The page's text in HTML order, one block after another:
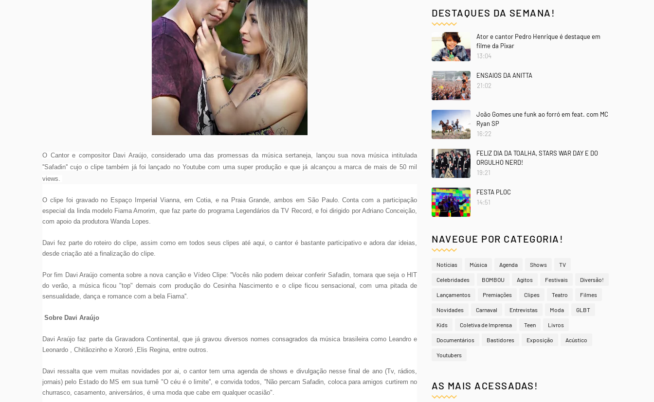
O Cantor e compositor Davi Araújo, considerado uma das promessas da música sertaneja, lançou sua nova música intitulada
''Safadin'' cujo o clipe também já foi lançado no Youtube com uma super produção e que já alcançou a marca de mais de 50 mil
views.
O clipe foi gravado no Espaço Imperial Vianna, em Cotia, e na Praia Grande, ambos em São Paulo. Conta com a participação
especial da linda modelo Fiama Amorim, que faz parte do programa Legendários da TV Record, e foi dirigido por Adriano Conceição,
com apoio da produtora Wanda Lopes.
Davi fez parte do roteiro do clipe, assim como em todos seus clipes até aqui, o cantor é bastante participativo e adora dar ideias,
desde criação até a finalização do clipe.
Por fim Davi Araújo comenta sobre a nova canção e Vídeo Clipe: ''Vocês não podem deixar conferir Safadin, tomara que seja o HIT
do verão, a música ficou "top" demais com produção do Cesinha Nascimento e o clipe ficou sensacional, com uma pitada de
sensualidade, dança e romance com a bela Fiama''.
Sobre Davi Araújo
Davi Araújo faz parte da Gravadora Continental, que já gravou diversos nomes consagrados da música brasileira como Leandro e
Leonardo , Chitãozinho e Xororó ,Elis Regina, entre outros.
Davi ressalta que vem muitas novidades por ai, o cantor tem uma agenda de shows e divulgação nesse final de ano (Tv, rádios,
jornais) pelo Estado do MS em sua turnê "O céu é o limite'', e convida todos, ''Não percam Safadin, coloca para amigos curtirem no
churrasco, casamento, aniversários, é uma moda que cabe em qualquer ocasião".
DESTAQUES DA SEMANA!
Ator e cantor Pedro Henrique é destaque em
filme da Pixar
13:04
ENSAIOS DA ANITTA
21:02
João Gomes une funk ao forró em feat. com MC
Ryan SP
16:22
FELIZ DIA DA TOALHA, STARS WAR DAY E DO
ORGULHO NERD!
19:21
FESTA PLOC
14:51
NAVEGUE POR CATEGORIA!
Notícias Música Agenda Shows TV
Celebridades BOMBOU Agitos Festivais Diversão!
Lançamentos Premiações Clipes Teatro Filmes
Novidades Carnaval Entrevistas Moda GLBT
Kids Coletiva de Imprensa Teen Livros
Documentários Bastidores Exposição Acústico
Youtubers
AS MAIS ACESSADAS!